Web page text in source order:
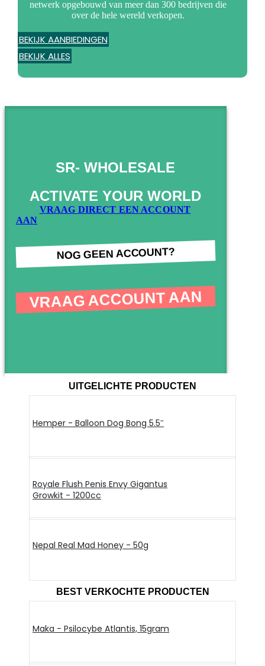
netwerk opgebouwd van meer dan 300 bedrijven die
over de hele wereld verkopen.
BEKIJK AANBIEDINGEN
BEKIJK ALLES
SR- WHOLESALE
ACTIVATE YOUR WORLD
VRAAG DIRECT EEN ACCOUNT
AAN
NOG GEEN ACCOUNT?
VRAAG ACCOUNT AAN
UITGELICHTE PRODUCTEN
Hemper - Balloon Dog Bong 5.5″
Royale Flush Penis Envy Gigantus
Growkit - 1200cc
Nepal Real Mad Honey - 50g
BEST VERKOCHTE PRODUCTEN
Maka - Psilocybe Atlantis, 15gram